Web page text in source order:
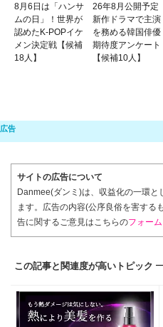
8月6日は「ハンサ
ムの日」！世界が
認めたK-POPイケ
メン決定戦【候補
18人】
26年8月公開予定
新作ドラマで主演
を務める韓国俳優
期待度アンケート
【候補10人】
サイトの広告について
Danmee(ダンミ)は、収益化の一環と
ます。広告の内容(公序良俗を害する
告に関するご意見はこちらのフォーム
この記事と関連度が高いトピック